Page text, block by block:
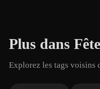
Plus dans
Explorez les tags voisins